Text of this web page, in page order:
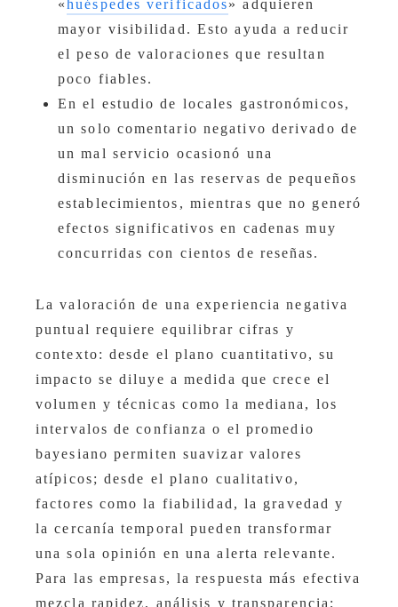
« huéspedes verificados» adquieren
mayor visibilidad. Esto ayuda a reducir
el peso de valoraciones que resultan
poco fiables.
En el estudio de locales gastronómicos,
un solo comentario negativo derivado de
un mal servicio ocasionó una
disminución en las reservas de pequeños
establecimientos, mientras que no generó
efectos significativos en cadenas muy
concurridas con cientos de reseñas.
La valoración de una experiencia negativa
puntual requiere equilibrar cifras y
contexto: desde el plano cuantitativo, su
impacto se diluye a medida que crece el
volumen y técnicas como la mediana, los
intervalos de confianza o el promedio
bayesiano permiten suavizar valores
atípicos; desde el plano cualitativo,
factores como la fiabilidad, la gravedad y
la cercanía temporal pueden transformar
una sola opinión en una alerta relevante.
Para las empresas, la respuesta más efectiva
mezcla rapidez, análisis y transparencia;